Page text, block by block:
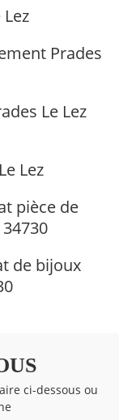
Prades
Le Lez
Lez
pièce de
de bijoux
ci-dessous ou